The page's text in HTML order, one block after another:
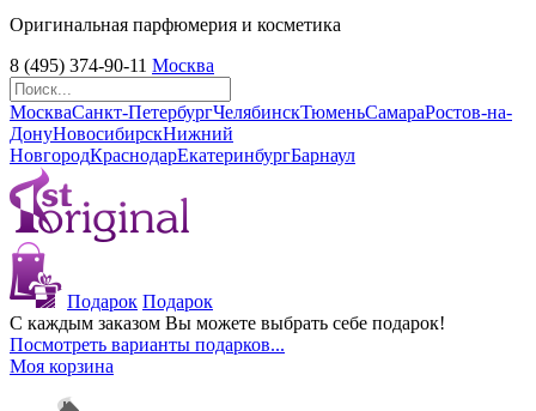
Оригинальная парфюмерия и косметика
8 (495) 374-90-11 Москва
МоскваСанкт-ПетербургЧелябинскТюменьСамараРостов-на-
ДонуНовосибирскНижний
НовгородКраснодарЕкатеринбургБарнаул
Подарок Подарок
С каждым заказом Вы можете выбрать себе подарок!
Посмотреть варианты подарков...
Моя корзина